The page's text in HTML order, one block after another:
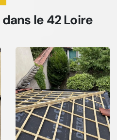
dans le 42 Loire